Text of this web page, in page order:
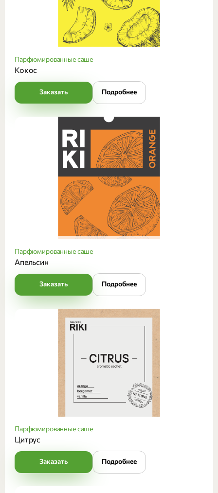
Парфюмированные саше
Кокос
Заказать Подробнее
Парфюмированные саше
Апельсин
Заказать Подробнее
Парфюмированные саше
Цитрус
Заказать Подробнее